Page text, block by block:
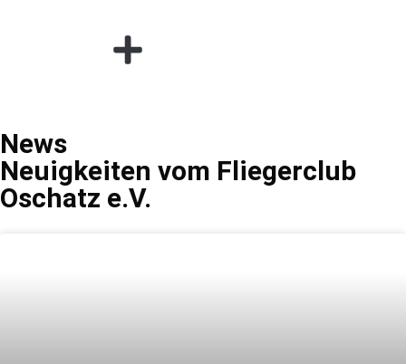
News
Neuigkeiten vom Fliegerclub
Oschatz e.V.